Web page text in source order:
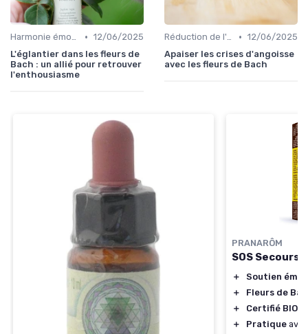
Harmonie émotionnelle • 12/06/2025
L'églantier dans les fleurs de
Bach : un allié pour retrouver
l'enthousiasme
Réduction de l'anxiété • 12/06/2025
Apaiser les crises d'angoisse
avec les fleurs de Bach
PRANARÔM
SOS Secours
＋
Soutien
＋
Fleurs de
＋
Certifié BIO
＋
Pratique